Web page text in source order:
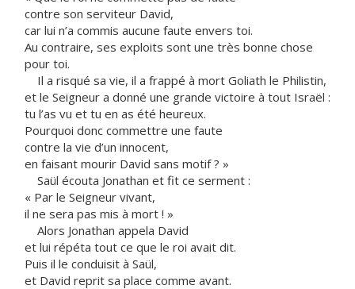
contre son serviteur David,
car lui n’a commis aucune faute envers toi.
Au contraire, ses exploits sont une très bonne chose
pour toi.
Il a risqué sa vie, il a frappé à mort Goliath le Philistin,
et le Seigneur a donné une grande victoire à tout Israël :
tu l’as vu et tu en as été heureux.
Pourquoi donc commettre une faute
contre la vie d’un innocent,
en faisant mourir David sans motif ? »
Saül écouta Jonathan et fit ce serment :
« Par le Seigneur vivant,
il ne sera pas mis à mort ! »
Alors Jonathan appela David
et lui répéta tout ce que le roi avait dit.
Puis il le conduisit à Saül,
et David reprit sa place comme avant.